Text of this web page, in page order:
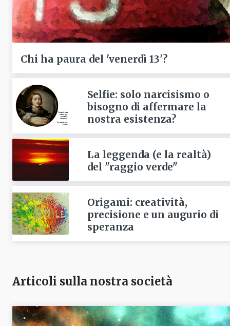
Chi ha paura del 'venerdì 13'?
Selfie: solo narcisismo o
bisogno di affermare la
nostra esistenza?
La leggenda (e la realtà)
del "raggio verde"
Origami: creatività,
precisione e un augurio di
speranza
Articoli sulla nostra società